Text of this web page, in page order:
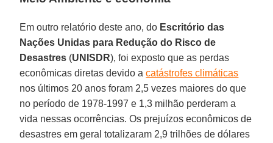
Em outro relatório deste ano, do Escritório das
Nações Unidas para Redução do Risco de
Desastres (UNISDR), foi exposto que as perdas
econômicas diretas devido acatástrofes climáticas
nos últimos 20 anos foram 2,5 vezes maiores do que
no período de 1978-1997 e 1,3 milhão perderam a
vida nessas ocorrências. Os prejuízos econômicos de
desastres em geral totalizaram 2,9 trilhões de dólares